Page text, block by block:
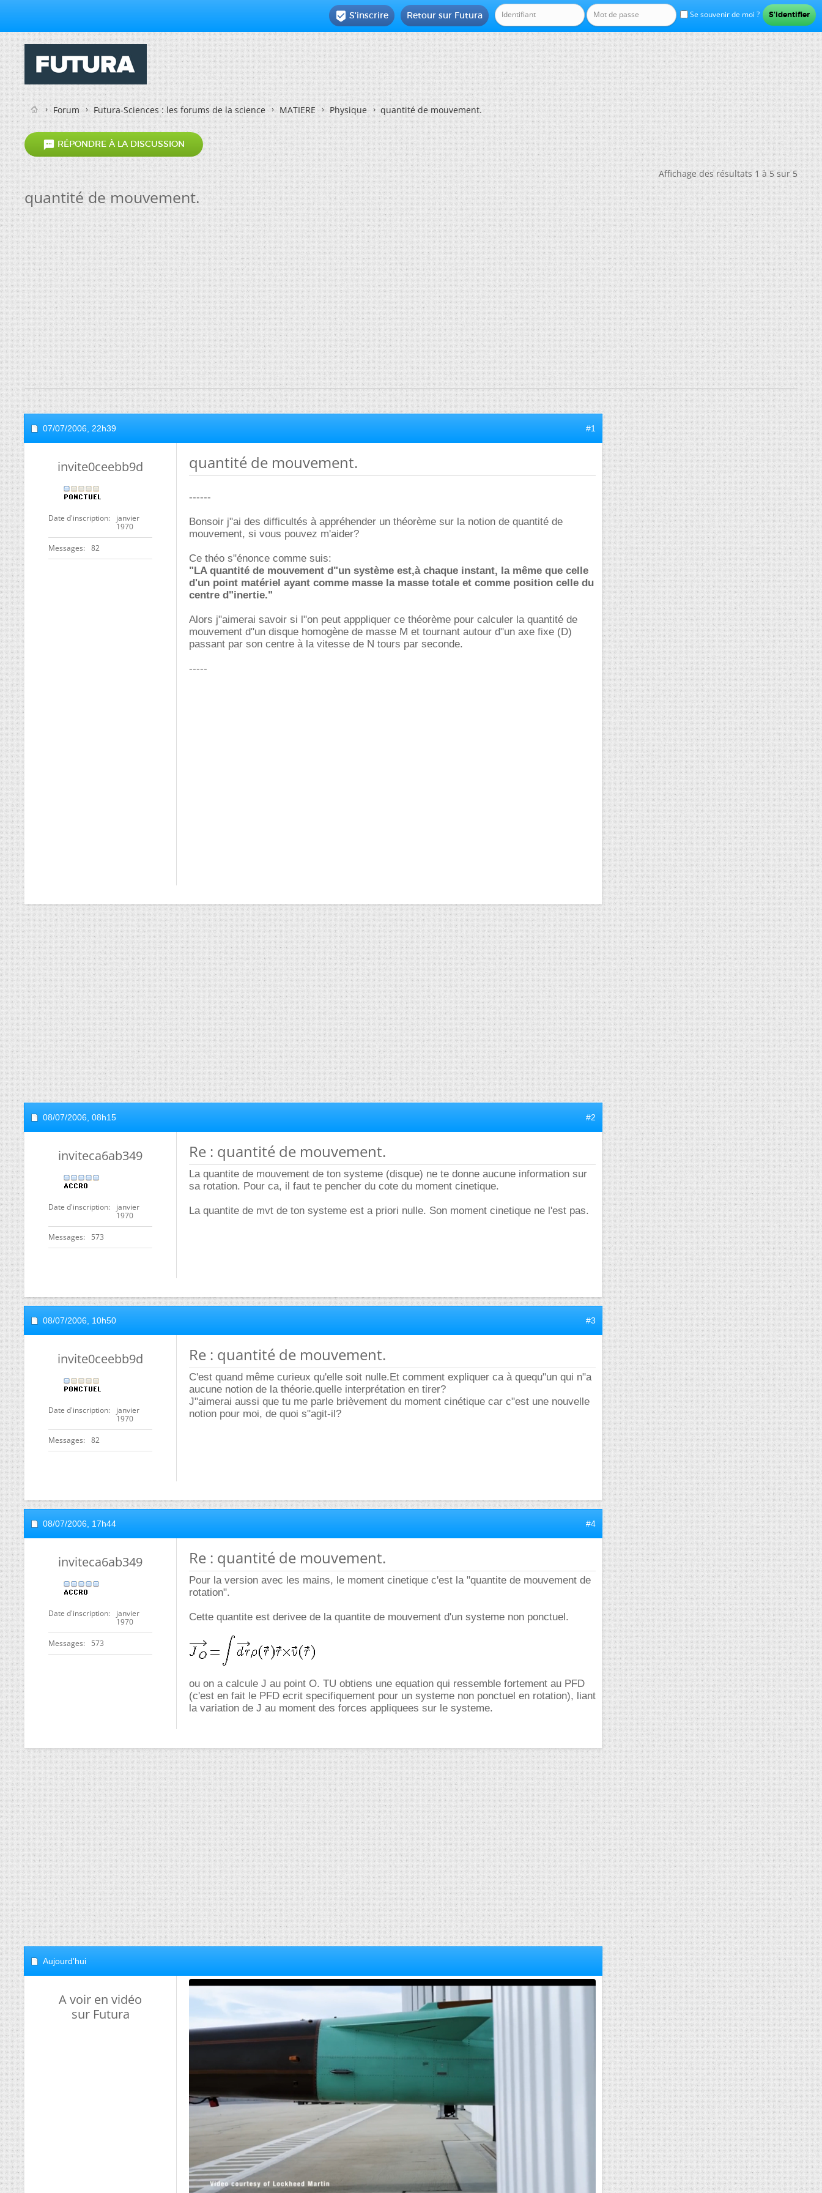
Se souvenir de moi ?
Retour sur Futura
 S'inscrire
Forum Futura-Sciences : les forums de la science MATIERE Physique quantité de mouvement.
 RÉPONDRE À LA DISCUSSION
Affichage des résultats 1 à 5 sur 5
quantité de mouvement.
07/07/2006, 22h39 #1
invite0ceebb9d
Date d'inscription
janvier
1970
Messages 82
quantité de mouvement.
------
Bonsoir j"ai des difficultés à appréhender un théorème sur la notion de quantité de
mouvement, si vous pouvez m'aider?
Ce théo s"énonce comme suis:
"LA quantité de mouvement d"un système est,à chaque instant, la même que celle
d'un point matériel ayant comme masse la masse totale et comme position celle du
centre d"inertie."
Alors j"aimerai savoir si l"on peut apppliquer ce théorème pour calculer la quantité de
mouvement d"un disque homogène de masse M et tournant autour d"un axe fixe (D)
passant par son centre à la vitesse de N tours par seconde.
-----
08/07/2006, 08h15 #2
inviteca6ab349
Date d'inscription
janvier
1970
Messages 573
Re : quantité de mouvement.
La quantite de mouvement de ton systeme (disque) ne te donne aucune information sur
sa rotation. Pour ca, il faut te pencher du cote du moment cinetique.
La quantite de mvt de ton systeme est a priori nulle. Son moment cinetique ne l'est pas.
08/07/2006, 10h50 #3
invite0ceebb9d
Date d'inscription
janvier
1970
Messages 82
Re : quantité de mouvement.
C'est quand même curieux qu'elle soit nulle.Et comment expliquer ca à quequ"un qui n"a
aucune notion de la théorie.quelle interprétation en tirer?
J"aimerai aussi que tu me parle brièvement du moment cinétique car c"est une nouvelle
notion pour moi, de quoi s"agit-il?
08/07/2006, 17h44 #4
inviteca6ab349
Date d'inscription
janvier
1970
Messages 573
Re : quantité de mouvement.
Pour la version avec les mains, le moment cinetique c'est la "quantite de mouvement de
rotation".
Cette quantite est derivee de la quantite de mouvement d'un systeme non ponctuel.
ou on a calcule J au point O. TU obtiens une equation qui ressemble fortement au PFD
(c'est en fait le PFD ecrit specifiquement pour un systeme non ponctuel en rotation), liant
la variation de J au moment des forces appliquees sur le systeme.
Aujourd'hui
A voir en vidéo
sur Futura